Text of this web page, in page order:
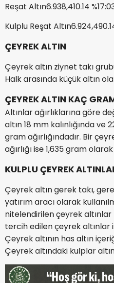
Reşat Altın6.938,410.14
Kulplu Reşat
ÇEYREK ALTIN
Çeyrek altın ziynet takı
Halk arasında küçük altın
ÇEYREK ALTIN KAÇ
Altınlar ağırlıklarına göre
altın 18 mm kalınlığında ve
gram ağırlığındadır. Bir
ağırlığı ise 1,635 gram
KULPLU ÇEYREK
Çeyrek altın gerek takı,
yatırım aracı olarak
nitelendirilen çeyrek altınlar
tercih edilen çeyrek altınlar
Çeyrek altının has altın
Çeyrek altındaki kulplar